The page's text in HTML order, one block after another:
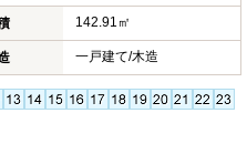
142.91㎡
一戸建て/木造